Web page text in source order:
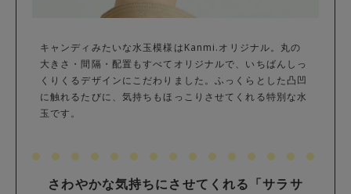
キャンディみたいな水玉模様はKanmi.オリジナル。丸の
大きさ・間隔・配置もすべてオリジナルで、いちばんしっ
くりくるデザインにこだわりました。ふっくらとした凸凹
に触れるたびに、気持ちもほっこりさせてくれる特別な水
玉です。
さわやかな気持ちにさせてくれる「サラサ